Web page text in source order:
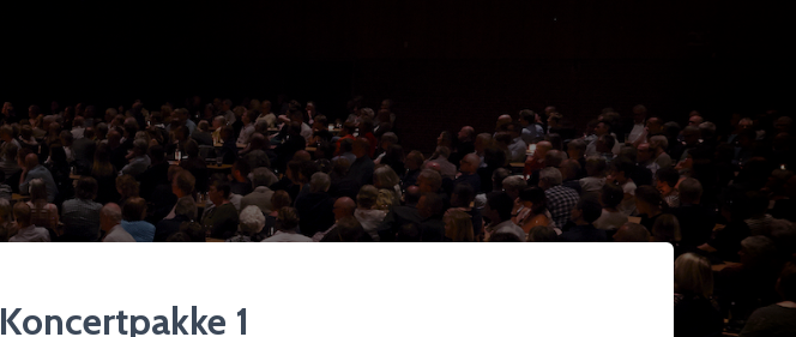
Koncertpakke 1